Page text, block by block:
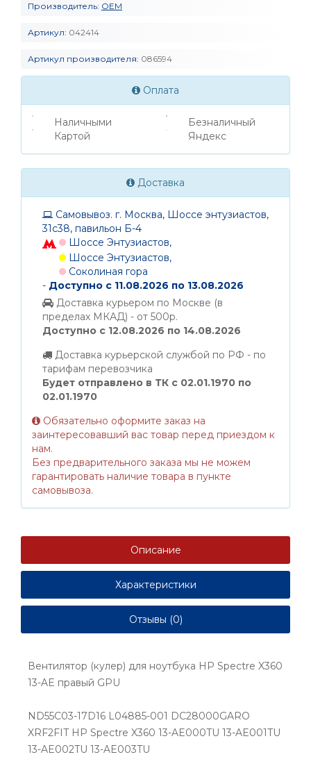
Производитель: OEM
Артикул: 042414
Артикул производителя: 086594
Оплата
Наличными
Картой
Безналичный
Яндекс
Доставка
Самовывоз. г. Москва, Шоссе энтузиастов,
31с38, павильон Б-4
Шоссе Энтузиастов,
Шоссе Энтузиастов,
Соколиная гора
- Доступно с 11.08.2026 по 13.08.2026
Доставка курьером по Москве (в
пределах МКАД) - от 500р.
Доступно с 12.08.2026 по 14.08.2026
Доставка курьерской службой по РФ - по
тарифам перевозчика
Будет отправлено в ТК с 02.01.1970 по
02.01.1970
Обязательно оформите заказ на
заинтересовавший вас товар перед приездом к
нам.
Без предварительного заказа мы не можем
гарантировать наличие товара в пункте
самовывоза.
Описание
Характеристики
Отзывы (0)
Вентилятор (кулер) для ноутбука HP Spectre X360
13-AE правый GPU
ND55C03-17D16 L04885-001 DC28000GARO
XRF2FIT HP Spectre X360 13-AE000TU 13-AE001TU
13-AE002TU 13-AE003TU